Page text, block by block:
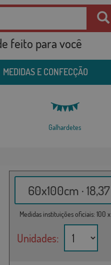
feito para você
MEDIDAS E CONFECÇÃO
Galhardetes
60x100cm ·
Medidas instituições oficiais: 100
Unidades: